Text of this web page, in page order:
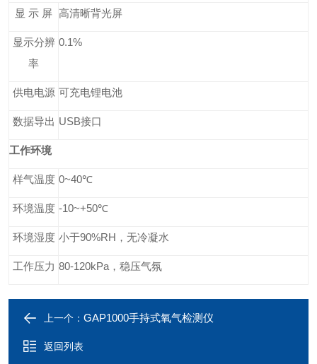
显 示 屏 高清晰背光屏
显示分辨
率
0.1%
供电电源 可充电锂电池
数据导出 USB接口
工作环境
样气温度 0~40℃
环境温度 -10~+50℃
环境湿度 小于90%RH，无冷凝水
工作压力 80-120kPa，稳压气氛
上一个： GAP1000手持式氧气检测仪
返回列表